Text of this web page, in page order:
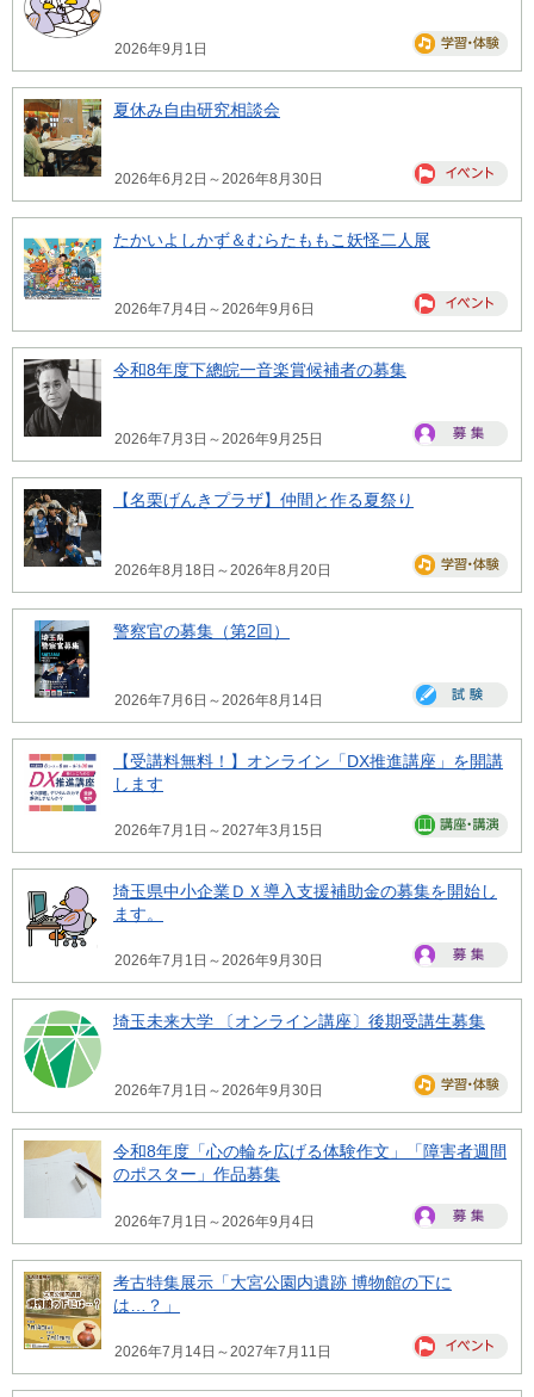
2026年9月1日
夏休み自由研究相談会
2026年6月2日～2026年8月30日
たかいよしかず＆むらたももこ妖怪二人展
2026年7月4日～2026年9月6日
令和8年度下總皖一音楽賞候補者の募集
2026年7月3日～2026年9月25日
【名栗げんきプラザ】仲間と作る夏祭り
2026年8月18日～2026年8月20日
警察官の募集（第2回）
2026年7月6日～2026年8月14日
【受講料無料！】オンライン「DX推進講座」を開講
します
2026年7月1日～2027年3月15日
埼玉県中小企業ＤＸ導入支援補助金の募集を開始し
ます。
2026年7月1日～2026年9月30日
埼玉未来大学 〔オンライン講座〕後期受講生募集
2026年7月1日～2026年9月30日
令和8年度「心の輪を広げる体験作文」「障害者週間
のポスター」作品募集
2026年7月1日～2026年9月4日
考古特集展示「大宮公園内遺跡 博物館の下に
は…？」
2026年7月14日～2027年7月11日